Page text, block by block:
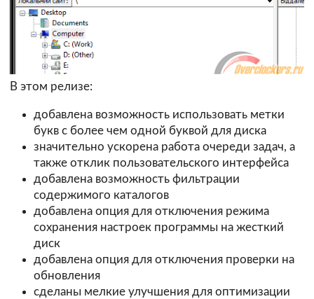
В этом релизе:
добавлена возможность использовать метки
букв с более чем одной буквой для диска
значительно ускорена работа очереди задач, а
также отклик пользовательского интерфейса
добавлена возможность фильтрации
содержимого каталогов
добавлена опция для отключения режима
сохранения настроек программы на жесткий
диск
добавлена опция для отключения проверки на
обновления
сделаны мелкие улучшения для оптимизации